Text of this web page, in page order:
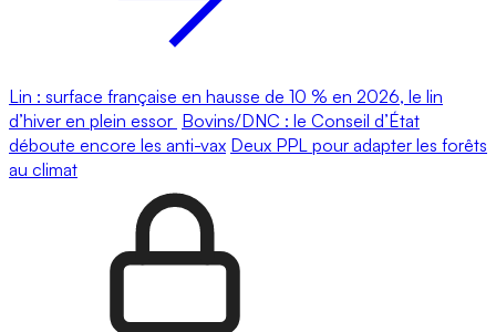
Lin : surface française en hausse de 10 % en 2026, le lin
d’hiver en plein essor Bovins/DNC : le Conseil d’État
déboute encore les anti-vax Deux PPL pour adapter les forêts
au climat